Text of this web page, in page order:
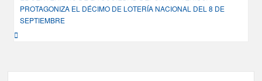
PROTAGONIZA EL DÉCIMO DE LOTERÍA NACIONAL DEL 8 DE
SEPTIEMBRE